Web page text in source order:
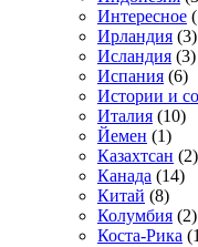
Интересное
Ирландия (3)
Исландия (3)
Испания (6)
Истории и
Италия (10)
Йемен (1)
Казахтсан (2)
Канада (14)
Китай (8)
Колумбия (2)
Коста-Рика